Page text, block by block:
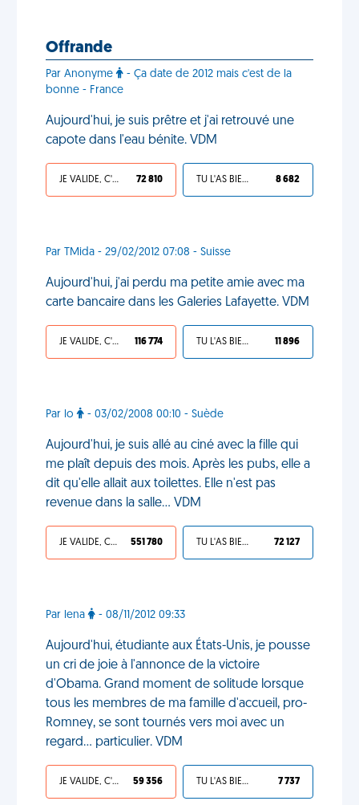
Offrande
Par Anonyme
- Ça date de 2012 mais c'est de la
bonne - France
Aujourd'hui, je suis prêtre et j'ai retrouvé une
capote dans l'eau bénite. VDM
JE VALIDE, C'EST UNE VDM 72 810 TU L'AS BIEN MÉRITÉ 8 682
Par TMida - 29/02/2012 07:08 - Suisse
Aujourd'hui, j'ai perdu ma petite amie avec ma
carte bancaire dans les Galeries Lafayette. VDM
JE VALIDE, C'EST UNE VDM 116 774 TU L'AS BIEN MÉRITÉ 11 896
Par lo - 03/02/2008 00:10 - Suède
Aujourd'hui, je suis allé au ciné avec la fille qui
me plaît depuis des mois. Après les pubs, elle a
dit qu'elle allait aux toilettes. Elle n'est pas
revenue dans la salle... VDM
JE VALIDE, C'EST UNE VDM 551 780 TU L'AS BIEN MÉRITÉ 72 127
Par lena - 08/11/2012 09:33
Aujourd'hui, étudiante aux États-Unis, je pousse
un cri de joie à l'annonce de la victoire
d'Obama. Grand moment de solitude lorsque
tous les membres de ma famille d'accueil, pro-
Romney, se sont tournés vers moi avec un
regard... particulier. VDM
JE VALIDE, C'EST UNE VDM 59 356 TU L'AS BIEN MÉRITÉ 7 737